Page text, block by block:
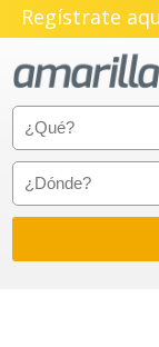
Regístrate